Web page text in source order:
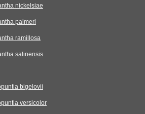
nickelsiae
palmeri
ramillosa
salinensis
bigelovii
versicolor